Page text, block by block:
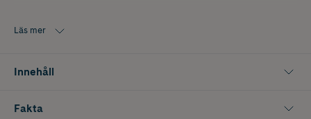
Läs mer
Innehåll
Fakta